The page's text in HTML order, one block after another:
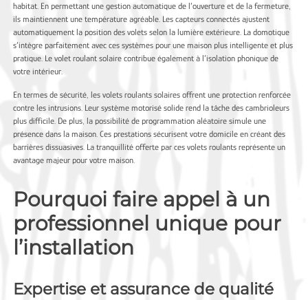
habitat. En permettant une gestion automatique de l’ouverture et de la fermeture,
ils maintiennent une température agréable. Les capteurs connectés ajustent
automatiquement la position des volets selon la lumière extérieure. La domotique
s’intègre parfaitement avec ces systèmes pour une maison plus intelligente et plus
pratique. Le volet roulant solaire contribue également à l’isolation phonique de
votre intérieur.
En termes de sécurité, les volets roulants solaires offrent une protection renforcée
contre les intrusions. Leur système motorisé solide rend la tâche des cambrioleurs
plus difficile. De plus, la possibilité de programmation aléatoire simule une
présence dans la maison. Ces prestations sécurisent votre domicile en créant des
barrières dissuasives. La tranquillité offerte par ces volets roulants représente un
avantage majeur pour votre maison.
Pourquoi faire appel à un
professionnel unique pour
l’installation
Expertise et assurance de qualité